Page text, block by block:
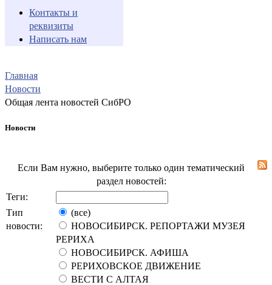
Контакты и
реквизиты
Написать нам
Главная
Новости
Общая лента новостей СибРО
Новости
Если Вам нужно, выберите только один тематический
раздел новостей:
Теги:
Тип
новости:
(все)
НОВОСИБИРСК. РЕПОРТАЖИ МУЗЕЯ
РЕРИХА
НОВОСИБИРСК. АФИША
РЕРИХОВСКОЕ ДВИЖЕНИЕ
ВЕСТИ С АЛТАЯ